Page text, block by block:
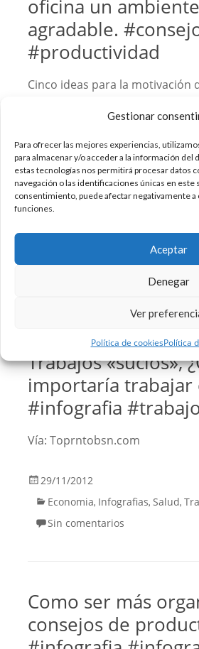
Gestionar
Para ofrecer las mejores experiencias,
para almacenar y/o acceder a la información
estas tecnologías nos permitirá procesar datos
navegación o las identificaciones únicas en
consentimiento, puede afectar negativamente
funciones.
Aceptar
Denegar
Ver
Política de cookiesPolítica
oficina un ambiente
agradable.
#productividad
Cinco ideas para la motivación
(el del ordenador también),
escritorio con objetos que te
algún dibujo o foto. 2.
oficina. Un olor
Mobiliario,
Trabajos
Trabajos «sucios»,
importaría trabajar
#infografia
Vía: Toprntobsn.com
29/11/2012
Economia, Infografias, Salud,
Sin comentarios
Como ser más
consejos de